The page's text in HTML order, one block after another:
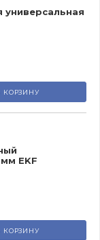
универсальная
КОРЗИНУ
EKF
КОРЗИНУ